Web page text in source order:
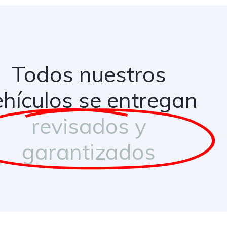
Todos nuestros
se entregan
revisados y
garantizados